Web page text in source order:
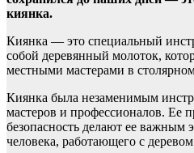
киянка.
Киянка — это специальный
собой деревянный молоток,
местными мастерами в столярном
Киянка была незаменимым
мастеров и профессионалов. Ее
безопасность делают ее важным
человека, работающего с